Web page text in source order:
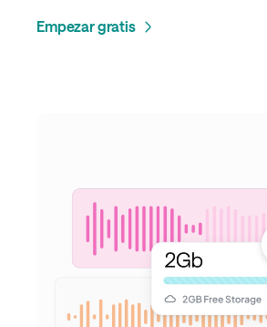
Empezar gratis